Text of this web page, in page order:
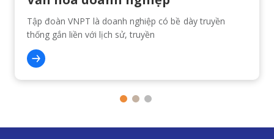
Tập đoàn VNPT là doanh nghiệp có bề dày truyền
thống gắn liền với lịch sử, truyền